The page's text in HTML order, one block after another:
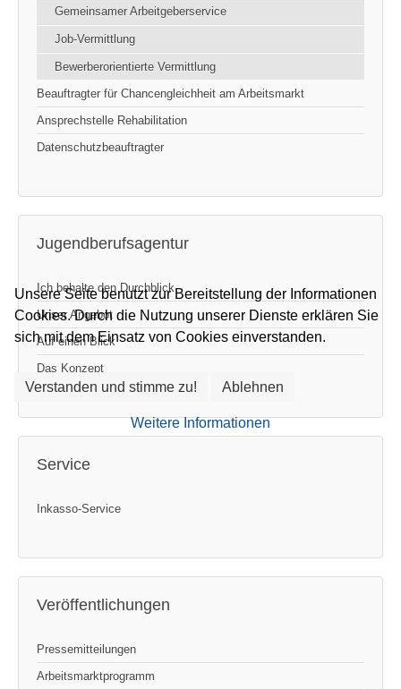
Gemeinsamer Arbeitgeberservice
Job-Vermittlung
Bewerberorientierte Vermittlung
Beauftragter für Chancengleichheit am Arbeitsmarkt
Ansprechstelle Rehabilitation
Datenschutzbeauftragter
Jugendberufsagentur
Ich behalte den Durchblick
Unser Angebot
Auf einen Blick
Das Konzept
Service
Inkasso-Service
Veröffentlichungen
Pressemitteilungen
Arbeitsmarktprogramm
Unsere Seite benutzt zur Bereitstellung der Informationen
Cookies. Durch die Nutzung unserer Dienste erklären Sie
sich mit dem Einsatz von Cookies einverstanden.
Verstanden und stimme zu! Ablehnen
Weitere Informationen